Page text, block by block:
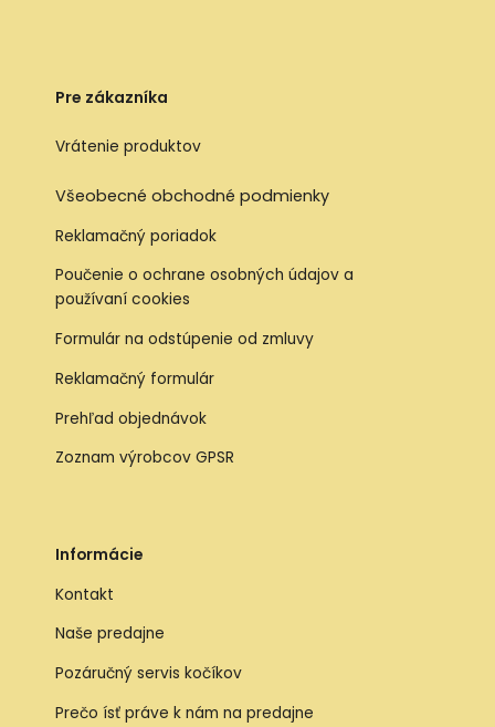
Pre zákazníka
Vrátenie produktov
Všeobecné obchodné podmienky
Reklamačný poriadok
Poučenie o ochrane osobných údajov a
používaní cookies
Formulár na odstúpenie od zmluvy
Reklamačný formulár
Prehľad objednávok
Zoznam výrobcov GPSR
Informácie
Kontakt
Naše predajne
Pozáručný servis kočíkov
Prečo ísť práve k nám na predajne